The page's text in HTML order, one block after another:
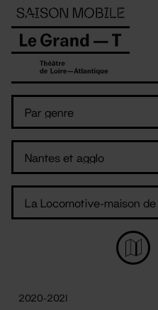
Panneau de gestion des cookies